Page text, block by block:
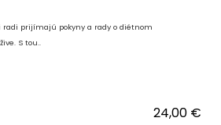
prijímajú pokyny a rady o diétnom
S tou..
24,00 €